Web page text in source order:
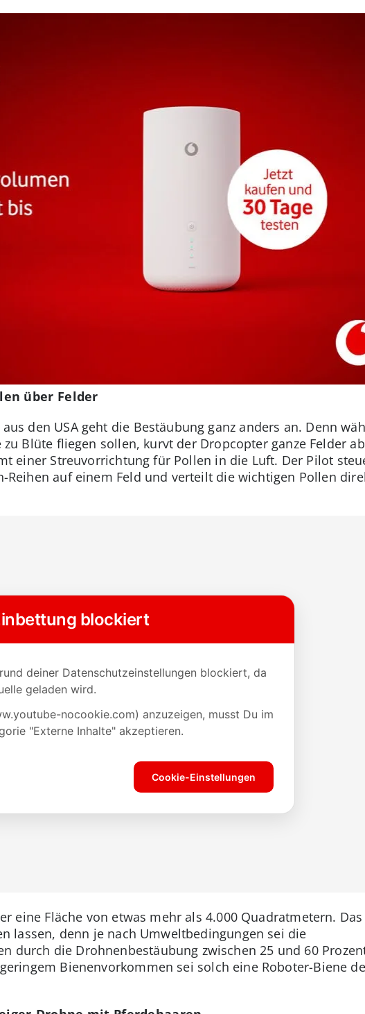
über Felder
den USA geht die Bestäubung ganz anders an. Denn
Blüte fliegen sollen, kurvt der Dropcopter ganze Felder
einer Streuvorrichtung für Pollen in die Luft. Der Pilot
Reihen auf einem Feld und verteilt die wichtigen Pollen
eine Fläche von etwas mehr als 4.000 Quadratmetern. Das
lassen, denn je nach Umweltbedingungen sei die
durch die Drohnenbestäubung zwischen 25 und 60
Bienenvorkommen sei solch eine Roboter-Biene